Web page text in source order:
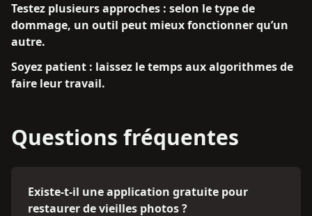
Testez plusieurs approches : selon le type de
dommage, un outil peut mieux fonctionner qu’un
autre.
Soyez patient : laissez le temps aux algorithmes de
faire leur travail.
Questions fréquentes
Existe-t-il une application gratuite pour
restaurer de vieilles photos ?